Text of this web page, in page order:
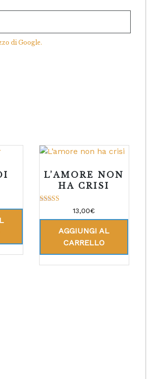
di Google.
L’AMORE NON
HA CRISI
su 5
13,00€
AGGIUNGI AL
CARRELLO